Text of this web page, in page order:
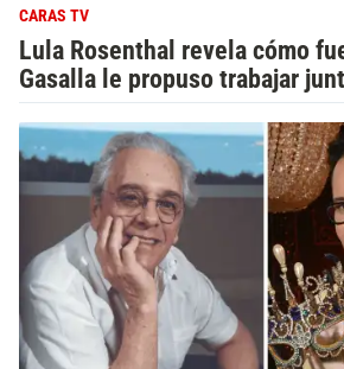
CARAS TV
Lula Rosenthal revela cómo
Gasalla le propuso trabajar